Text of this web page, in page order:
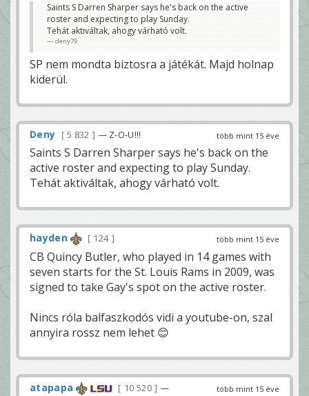
Saints S Darren Sharper says he's back on the active
roster and expecting to play Sunday.
Tehát aktiváltak, ahogy várható volt.
deny79
SP nem mondta biztosra a játékát. Majd holnap
kiderül.
több mint 15 éve
Deny 5 832 — Z-O-U!!!
Saints S Darren Sharper says he's back on the
active roster and expecting to play Sunday.
Tehát aktiváltak, ahogy várható volt.
több mint 15 éve
hayden 124
CB Quincy Butler, who played in 14 games with
seven starts for the St. Louis Rams in 2009, was
signed to take Gay's spot on the active roster.
Nincs róla balfaszkodós vidi a youtube-on, szal
annyira rossz nem lehet 😊
több mint 15 éve
atapapa 10 520
—